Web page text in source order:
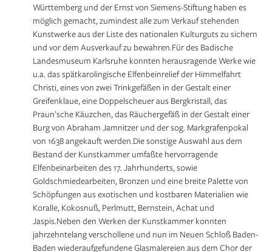
Württemberg und der Ernst von Siemens-Stiftung haben es
möglich gemacht, zumindest alle zum Verkauf stehenden
Kunstwerke aus der Liste des nationalen Kulturguts zu sichern
und vor dem Ausverkauf zu bewahren.Für des Badische
Landesmuseum Karlsruhe konnten herausragende Werke wie
u.a. das spätkarolingische Elfenbeinrelief der Himmelfahrt
Christi, eines von zwei Trinkgefäßen in der Gestalt einer
Greifenklaue, eine Doppelscheuer aus Bergkristall, das
Praun’sche Käuzchen, das Räuchergefäß in der Gestalt einer
Burg von Abraham Jamnitzer und der sog. Markgrafenpokal
von 1638 angekauft werden.Die sonstige Auswahl aus dem
Bestand der Kunstkammer umfaßte hervorragende
Elfenbeinarbeiten des 17. Jahrhunderts, sowie
Goldschmiedearbeiten, Bronzen und eine breite Palette von
Schöpfungen aus exotischen und kostbaren Materialien wie
Koralle, Kokosnuß, Perlmutt, Bernstein, Achat und
Jaspis.Neben den Werken der Kunstkammer konnten
jahrzehntelang verschollene und nun im Neuen Schloß Baden-
Baden wiederaufgefundene Glasmalereien aus dem Chor der